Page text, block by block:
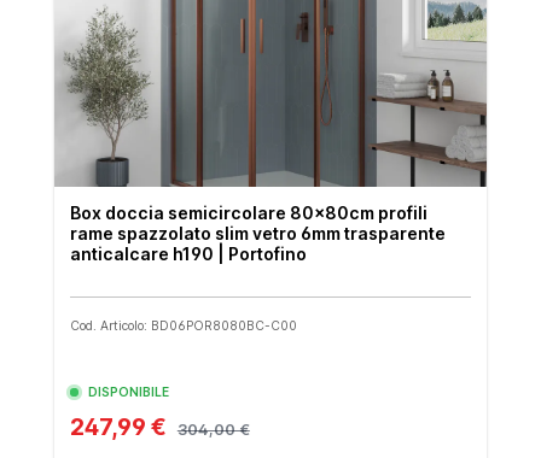
Box doccia semicircolare 80x80cm profili
rame spazzolato slim vetro 6mm trasparente
anticalcare h190 | Portofino
Cod. Articolo: BD06POR8080BC-C00
DISPONIBILE
247,99 € 304,00 €